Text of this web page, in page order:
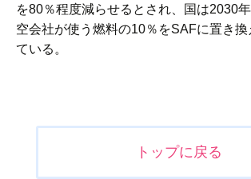
を80％程度減らせるとされ、国は2030
空会社が使う燃料の10％をSAFに置き
ている。
トップに戻る